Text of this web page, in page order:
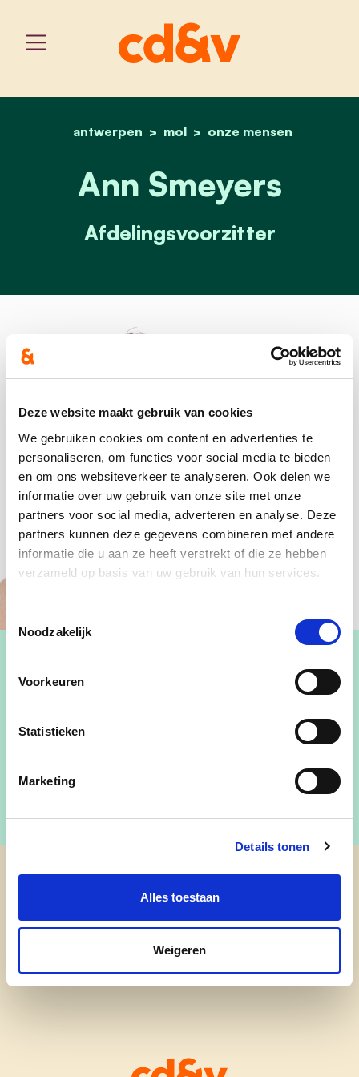
Deze website maakt gebruik van cookies
We gebruiken cookies om content en advertenties te
personaliseren, om functies voor social media te bieden
en om ons websiteverkeer te analyseren. Ook delen we
informatie over uw gebruik van onze site met onze
partners voor social media, adverteren en analyse. Deze
partners kunnen deze gegevens combineren met andere
informatie die u aan ze heeft verstrekt of die ze hebben
verzameld op basis van uw gebruik van hun services.
Noodzakelijk
Voorkeuren
Statistieken
Marketing
Details tonen
Alles toestaan
Weigeren
home
antwerpen mol onze mensen
ann smeyers
Ann Smeyers
Afdelingsvoorzitter